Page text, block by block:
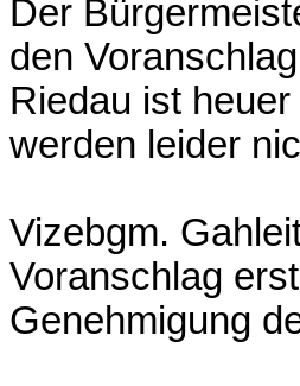
Der
den
Riedau ist
werden leider
Vizebgm.
Voranschlag
Genehmigung